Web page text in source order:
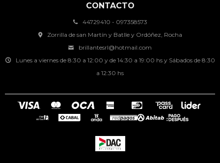
CONTACTO
44729410 - 097358573
Zorrilla de san Martín y Batlle y Ordóñez, Rocha
brillantesrl@hotmail.com
Lunes a viernes de 8:30 a 12:00 y de 14:30 a 19:00 hs y Sábados de 8:30
a 12:30 hs